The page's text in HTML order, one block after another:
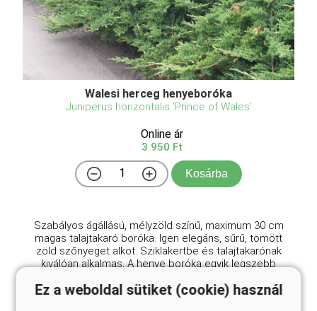
Walesi herceg henyeboróka
Juniperus horizontalis 'Prince of Wales'
Online ár
3 950 Ft
Kosárba
Szabályos ágállású, mélyzöld színű, maximum 30 cm
magas talajtakaró boróka. Igen elegáns, sűrű, tömött
zöld szőnyeget alkot. Sziklakertbe és talajtakarónak
kiválóan alkalmas. A henye boróka egyik legszebb
Ez a weboldal sütiket (cookie) használ